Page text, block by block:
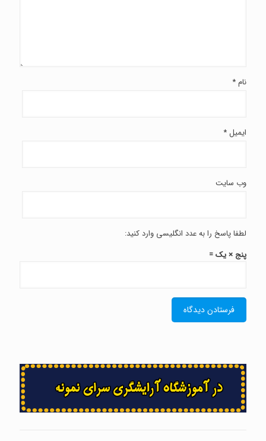
نام*
ایمیل *
وب‌ سایت
لطفا پاسخ را به عدد انگلیسی وارد کنید:
پنج × یک =